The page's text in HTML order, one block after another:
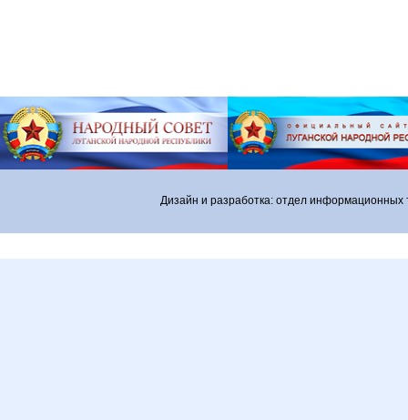
Дизайн и разработка: отдел информационных